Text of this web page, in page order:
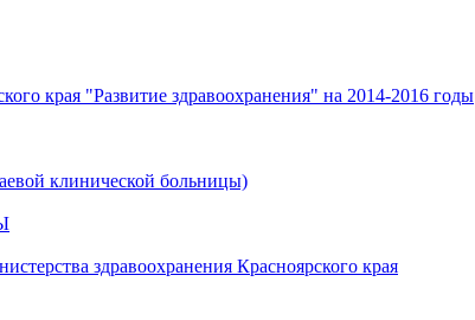
края "Развитие здравоохранения" на 2014-2016 годы
клинической больницы)
здравоохранения Красноярского края